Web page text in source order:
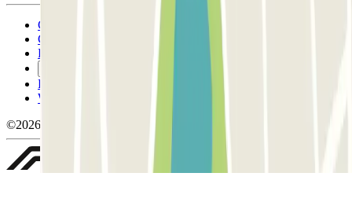
Conditions générales d'utilisation et contrat
Conditions d'annulation
Politique relative aux cookies
Politique de confidentialité
Whistleblowing
©2026 Parclick. Tous droits réservés